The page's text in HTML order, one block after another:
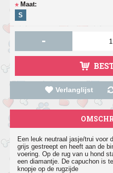
* Maat:
S
-
Verlanglijst
Een leuk neutraal jasje/trui voor
grijs gestreept en heeft aan de
voering. Op de rug van u hond
een diamantje. De capuchon is
knopje op de rugzijde